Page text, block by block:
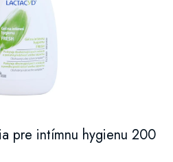
pre intímnu hygienu 200